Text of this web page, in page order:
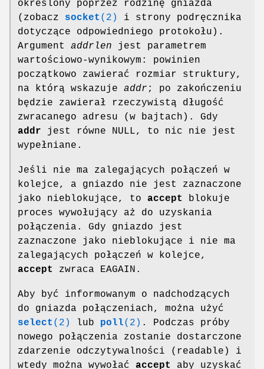
określony poprzez rodzinę gniazda
(zobacz socket (2)
i strony podręcznika
dotyczące odpowiedniego protokołu).
Argument addrlen jest parametrem
wartościowo-wynikowym: powinien
początkowo zawierać rozmiar struktury,
na którą wskazuje addr ; po zakończeniu
będzie zawierał rzeczywistą długość
zwracanego adresu (w bajtach). Gdy
addr jest równe NULL, to nic nie jest
wypełniane.
Jeśli nie ma zalegających połączeń w
kolejce, a gniazdo nie jest zaznaczone
jako nieblokujące, to accept
blokuje
proces wywołujący aż do uzyskania
połączenia. Gdy gniazdo jest
zaznaczone jako nieblokujące i nie ma
zalegających połączeń w kolejce,
accept
zwraca EAGAIN.
Aby być informowanym o nadchodzących
do gniazda połączeniach, można użyć
select (2) lub poll(2) . Podczas próby
nowego połączenia zostanie dostarczone
zdarzenie odczytywalności (readable) i
wtedy można wywołać accept aby uzyskać